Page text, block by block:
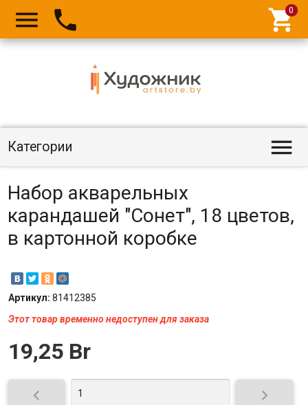
  
Категории 
Набор акварельных
карандашей "Сонет", 18 цветов,
в картонной коробке
Артикул: 81412385
Этот товар временно недоступен для заказа
19,25 Br
 